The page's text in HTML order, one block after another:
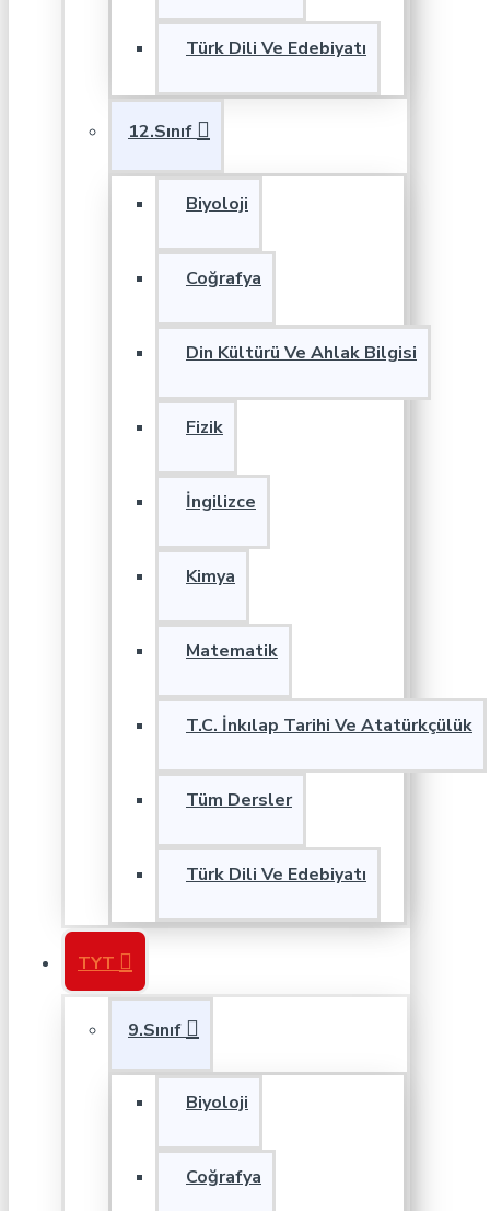
Türk Dili Ve Edebiyatı
12.Sınıf
Biyoloji
Coğrafya
Din Kültürü Ve Ahlak Bilgisi
Fizik
İngilizce
Kimya
Matematik
T.C. İnkılap Tarihi Ve Atatürkçülük
Tüm Dersler
Türk Dili Ve Edebiyatı
TYT
9.Sınıf
Biyoloji
Coğrafya